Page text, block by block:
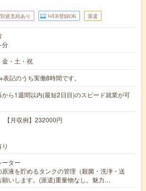
途支給あり WEB登録OK 派遣
分
金・土・祝
記のうち実働8時間です。
ら1週間以内(最短2日目)のスピード就業が可
月収例】232000円
ーター
原液を貯めるタンクの管理（殺菌・洗浄・送
願いします。(派遣)重量物なし。魅力…